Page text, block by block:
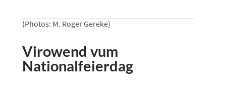
(Photos: M. Roger Gereke)
Virowend vum
Nationalfeierdag